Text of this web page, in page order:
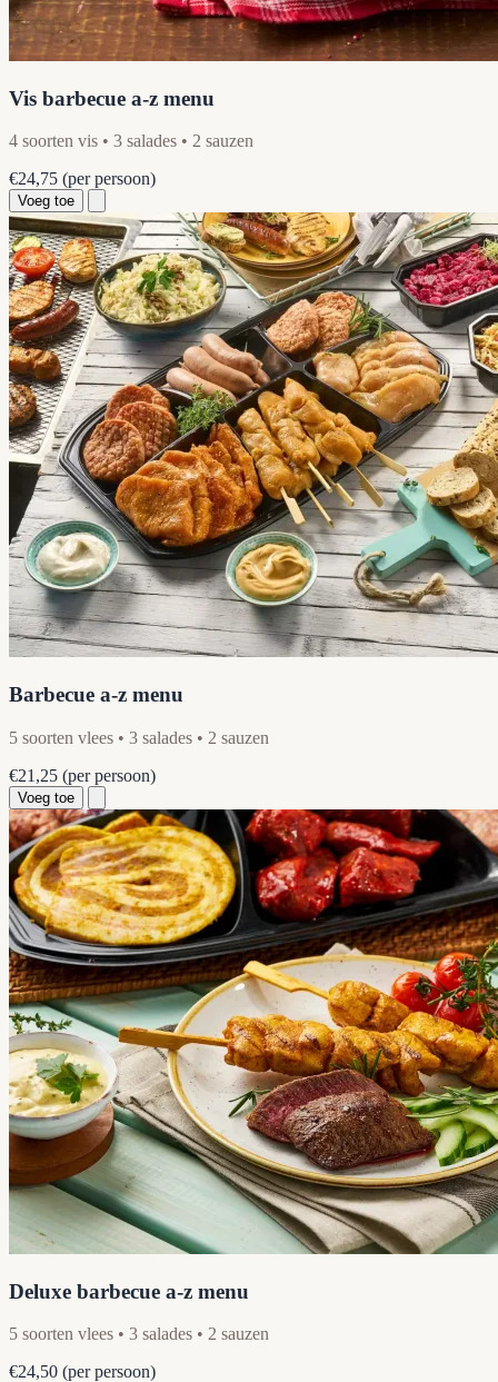
Vis barbecue a-z menu
4 soorten vis • 3 salades • 2 sauzen
€24,75 (per persoon)
Voeg toe
Barbecue a-z menu
5 soorten vlees • 3 salades • 2 sauzen
€21,25 (per persoon)
Voeg toe
Deluxe barbecue a-z menu
5 soorten vlees • 3 salades • 2 sauzen
€24,50 (per persoon)